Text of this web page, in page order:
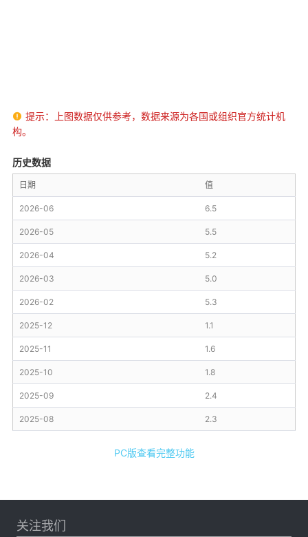
 提示：上图数据仅供参考，数据来源为各国或组织官方统计机
构。
历史数据
日期 值
2026-06 6.5
2026-05 5.5
2026-04 5.2
2026-03 5.0
2026-02 5.3
2025-12 1.1
2025-11 1.6
2025-10 1.8
2025-09 2.4
2025-08 2.3
PC版查看完整功能
关注我们